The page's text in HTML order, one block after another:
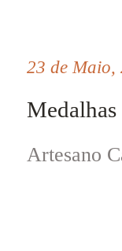
23 de Maio,
Artesano